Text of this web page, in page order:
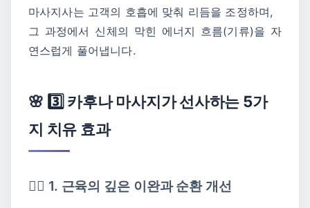
마사지사는 고객의 호흡에 맞춰 리듬을 조정하며,
그 과정에서 신체의 막힌 에너지 흐름(기류)을 자
연스럽게 풀어냅니다.
🌸 3️⃣ 카후나 마사지가 선사하는 5가
지 치유 효과
💆‍♀️ 1. 근육의 깊은 이완과 순환 개선